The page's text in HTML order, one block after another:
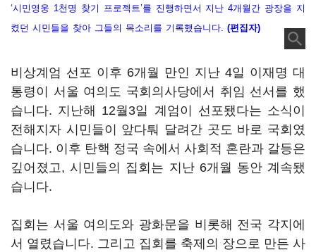
‘시민영웅 1천명 찾기 프로젝트’를 진행하면서 지난 4개월간 광장을 지
켰던 시민들을 찾아 그들의 목소리를 기록했습니다. (편집자)
비상계엄 선포 이후 6개월 만인 지난 4일 이재명 대
통령이 서울 여의도 국회의사당에서 취임 선서를 했
습니다. 지난해 12월3일 계엄이 선포됐다는 소식이
전해지자 시민들이 앞다퉈 달려간 곳도 바로 국회였
습니다. 이후 탄핵 정국 속에서 사회적 혼란과 갈등은
깊어졌고, 시민들의 집회는 지난 6개월 동안 계속됐
습니다.
집회는 서울 여의도와 광화문을 비롯해 전국 각지에
서 열렸습니다. 그리고 집회를 축제의 장으로 만든 사